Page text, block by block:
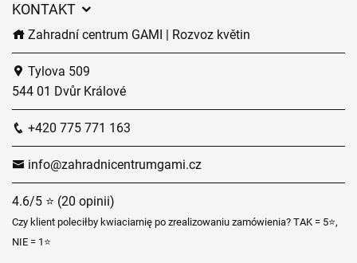
KONTAKT
Zahradní centrum GAMI | Rozvoz květin
Tylova 509
544 01 Dvůr Králové
+420 775 771 163
info@zahradnicentrumgami.cz
4.6/5 ⭐ (20 opinii)
Czy klient poleciłby kwiaciarnię po zrealizowaniu zamówienia? TAK = 5⭐,
NIE = 1⭐